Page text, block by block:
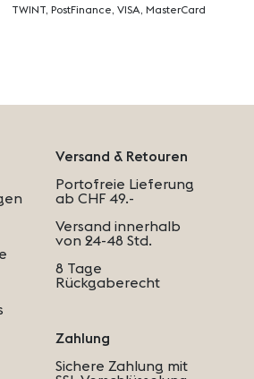
TWINT, PostFinance, VISA, MasterCard
Versand & Retouren
Portofreie Lieferung
ab CHF 49.-
Versand innerhalb
von 24-48 Std.
8 Tage
Rückgaberecht
Zahlung
Sichere Zahlung mit